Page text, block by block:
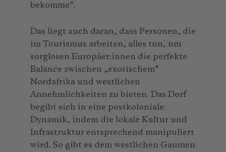
bekomme“.
Das liegt auch daran, dass Personen, die
im Tourismus arbeiten, alles tun, um
sorglosen Europäer:innen die perfekte
Balance zwischen „exotischem“
Nordafrika und westlichen
Annehmlichkeiten zu bieten. Das Dorf
begibt sich in eine postkoloniale
Dynamik, indem die lokale Kultur und
Infrastruktur entsprechend manipuliert
wird. So gibt es dem westlichen Gaumen